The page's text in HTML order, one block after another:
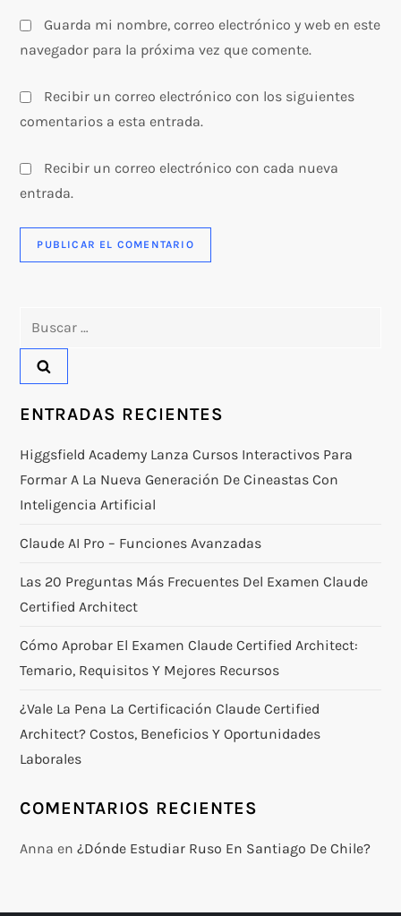
s
Guarda mi nombre, correo electrónico y web en este
navegador para la próxima vez que comente.
Recibir un correo electrónico con los siguientes
comentarios a esta entrada.
Recibir un correo electrónico con cada nueva
entrada.
ENTRADAS RECIENTES
Higgsfield Academy Lanza Cursos Interactivos Para
Formar A La Nueva Generación De Cineastas Con
Inteligencia Artificial
Claude AI Pro – Funciones Avanzadas
Las 20 Preguntas Más Frecuentes Del Examen Claude
Certified Architect
Cómo Aprobar El Examen Claude Certified Architect:
Temario, Requisitos Y Mejores Recursos
¿Vale La Pena La Certificación Claude Certified
Architect? Costos, Beneficios Y Oportunidades
Laborales
COMENTARIOS RECIENTES
Anna en¿Dónde Estudiar Ruso En Santiago De Chile?